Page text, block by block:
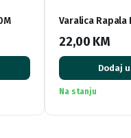
Varalica Rapala
22,00 KM
Dodaj
Na stanju